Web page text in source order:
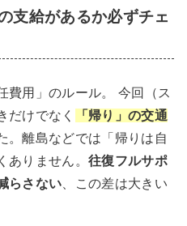
支給があるか必ずチェ
費用」のルール。 今回（ス
だけでなく
「帰り」の交通
。離島などでは「帰りは自
ありません。往復フルサポ
らさない 、この差は大きい